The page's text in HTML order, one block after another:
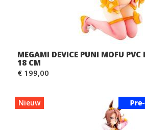
MEGAMI DEVICE PUNI MOFU
18 CM
€ 199,00
Nieuw